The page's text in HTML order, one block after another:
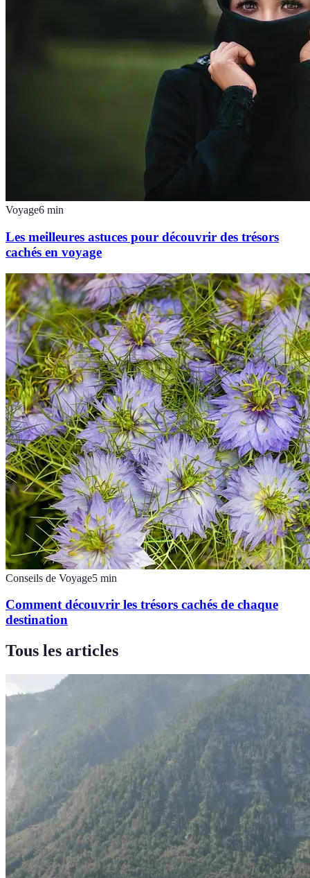
Voyage6 min
Les meilleures astuces pour découvrir des trésors
cachés en voyage
Conseils de Voyage5 min
Comment découvrir les trésors cachés de chaque
destination
Tous les articles